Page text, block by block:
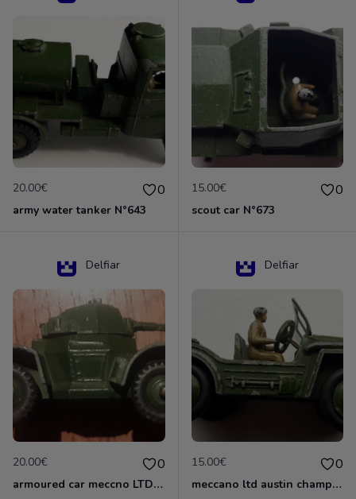
20.00€ 0
army water tanker N°643
15.00€ 0
scout car N°673
Delfiar
20.00€ 0
armoured car meccno LTD N°670
Delfiar
15.00€ 0
meccano ltd austin champ N°674